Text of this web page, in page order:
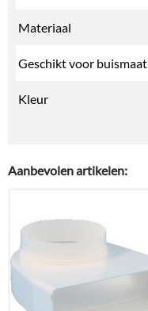
Materiaal
Geschikt voor buismaat
Kleur
Aanbevolen artikelen: